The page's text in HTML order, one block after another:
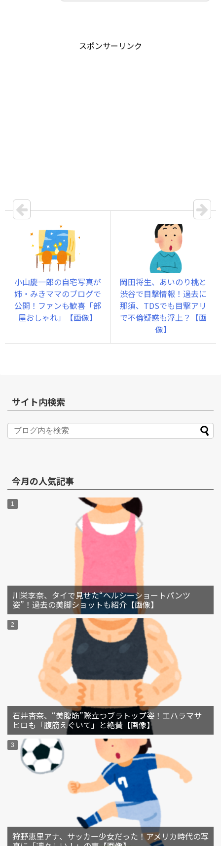
スポンサーリンク
小山慶一郎の自宅写真が
姉・みきママのブログで
公開！ファンも歓喜「部
屋おしゃれ」【画像】
岡田将生、あいのり桃と
渋谷で目撃情報！過去に
那須、TDSでも目撃アリ
で不倫疑惑も浮上？【画
像】
サイト内検索
今月の人気記事
川栄李奈、タイで見せた“ヘルシーショートパンツ
姿”！過去の美脚ショットも紹介【画像】
石井杏奈、“美腹筋”際立つブラトップ姿！エハラマサ
ヒロも「腹筋えぐいて」と絶賛【画像】
狩野恵里アナ、サッカー少女だった！アメリカ時代の写